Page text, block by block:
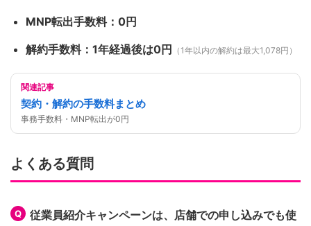
MNP転出手数料：0円
解約手数料：1年経過後は0円
（1年以内の解約は最大1,078円）
関連記事
契約・解約の手数料まとめ
事務手数料・MNP転出が0円
よくある質問
従業員紹介キャンペーンは、店舗での申し込みでも使